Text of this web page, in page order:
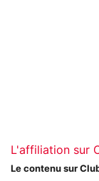
L'affiliation sur
Le contenu sur